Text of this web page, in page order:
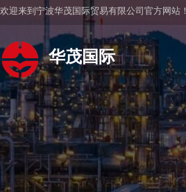
欢迎来到宁波华茂国际贸易有限公司官方网站！
华茂国际